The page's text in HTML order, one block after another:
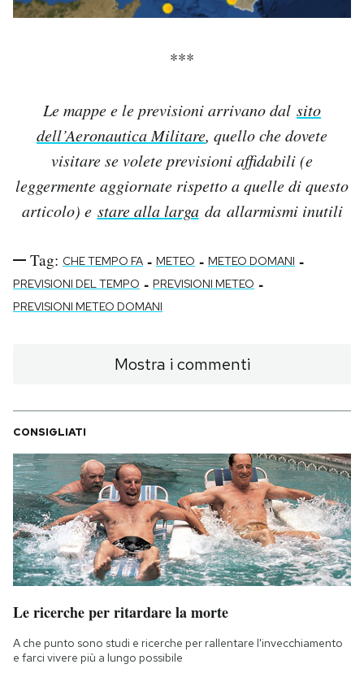
***
Le mappe e le previsioni arrivano dal sito
dell’Aeronautica Militare, quello che dovete
visitare se volete previsioni affidabili (e
leggermente aggiornate rispetto a quelle di questo
articolo) e stare alla largada allarmismi inutili
Tag: CHE TEMPO FA - METEO - METEO DOMANI -
PREVISIONI DEL TEMPO - PREVISIONI METEO -
PREVISIONI METEO DOMANI
Mostra i commenti
CONSIGLIATI
Le ricerche per ritardare la morte
A che punto sono studi e ricerche per rallentare l'invecchiamento
e farci vivere più a lungo possibile